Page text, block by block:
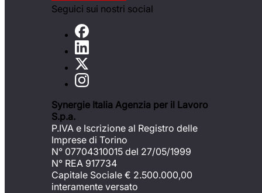
Seguici sui nostri social
Synergie Italia Agenzia per il Lavoro
S.p.a.
P.IVA e Iscrizione al Registro delle
Imprese di Torino
N° 07704310015 del 27/05/1999
N° REA 917734
Capitale Sociale € 2.500.000,00
interamente versato